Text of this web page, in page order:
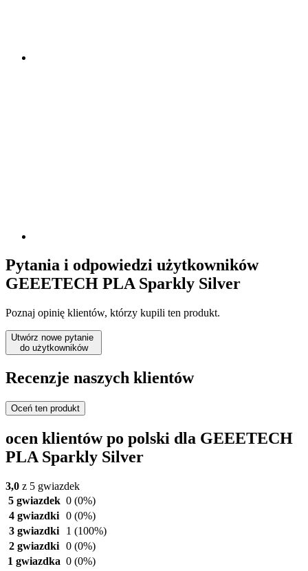
Pytania i odpowiedzi użytkowników
GEEETECH PLA Sparkly Silver
Poznaj opinię klientów, którzy kupili ten produkt.
Utwórz nowe pytanie
do użytkowników
Recenzje naszych klientów
Oceń ten produkt
ocen klientów po polski dla GEEETECH
PLA Sparkly Silver
3,0 z 5 gwiazdek
5 gwiazdek 0 (0%)
4 gwiazdki 0 (0%)
3 gwiazdki
1 (100%)
2 gwiazdki 0 (0%)
1 gwiazdka 0 (0%)